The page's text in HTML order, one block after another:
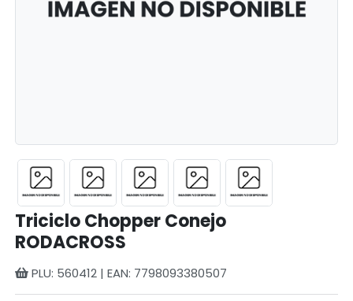
Triciclo Chopper Conejo
RODACROSS
PLU: 560412 | EAN: 7798093380507